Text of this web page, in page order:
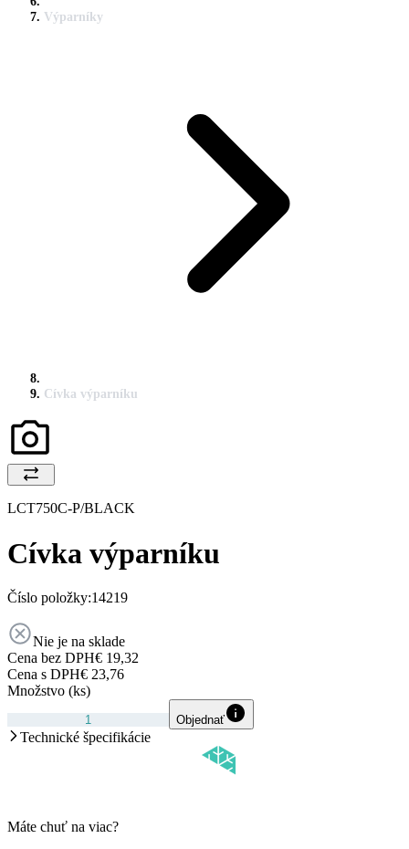
Výparníky
Cívka výparníku
LCT750C-P/BLACK
Cívka výparníku
Číslo položky:14219
Nie je na sklade
Cena bez DPH€ 19,32
Cena s DPH€ 23,76
Množstvo (ks)
Objednať
Technické špecifikácie
Máte chuť na viac?